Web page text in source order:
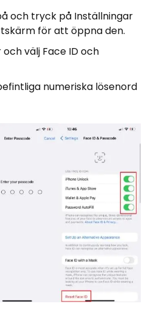
och tryck på Inställningar
för att öppna den.
välj Face ID och
numeriska lösenord